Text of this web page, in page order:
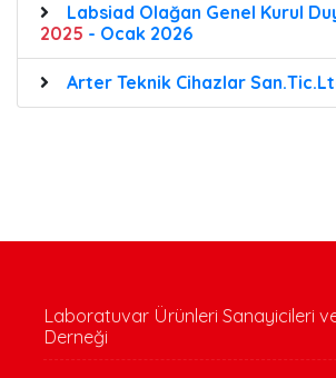
Labsiad Olağan Genel Kurul
2025 - Ocak 2026
Arter Teknik Cihazlar
Laboratuvar Ürünleri Sanayicileri
Derneği